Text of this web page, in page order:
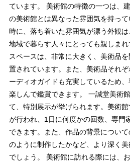
ています。 美術館の特徴の一つは、
の美術館とは異なった雰囲気を持っ
時に、落ち着いた雰囲気が漂う外観
地域で暮らす人々にとっても親しま
スペースは、非常に大きく、美術品
置されています。また、美術品それ
ーディオガイドも充実しているため、
楽しんで鑑賞できます。 一誠堂美術
て、特別展示が挙げられます。美術
が行われ、1日に何度かの回数、専門
できます。また、作品の背景につい
のように制作したかなど、より深く
でしょう。 美術館に訪れる際には、